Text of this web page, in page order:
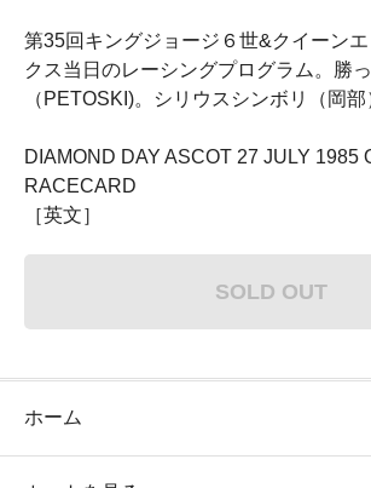
第35回キングジョージ６世&クイーン
クス当日のレーシングプログラム。勝
（PETOSKI)。シリウスシンボリ（岡部
DIAMOND DAY ASCOT 27 JULY 1985
RACECARD
［英文］
SOLD OUT
ホーム